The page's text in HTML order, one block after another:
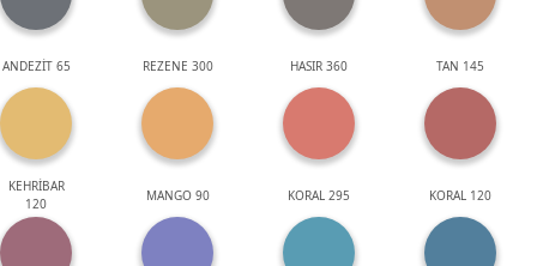
ANDEZİT 65 REZENE 300 HASIR 360 TAN 145
KEHRİBAR
120
MANGO 90 KORAL 295 KORAL 120